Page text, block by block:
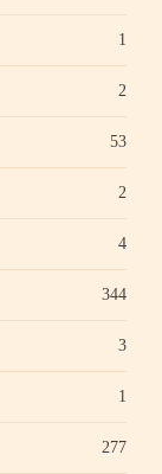
1
2
53
2
4
344
3
1
277